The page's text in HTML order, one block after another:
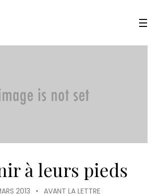
à leurs pieds
2013 • AVANT LA LETTRE